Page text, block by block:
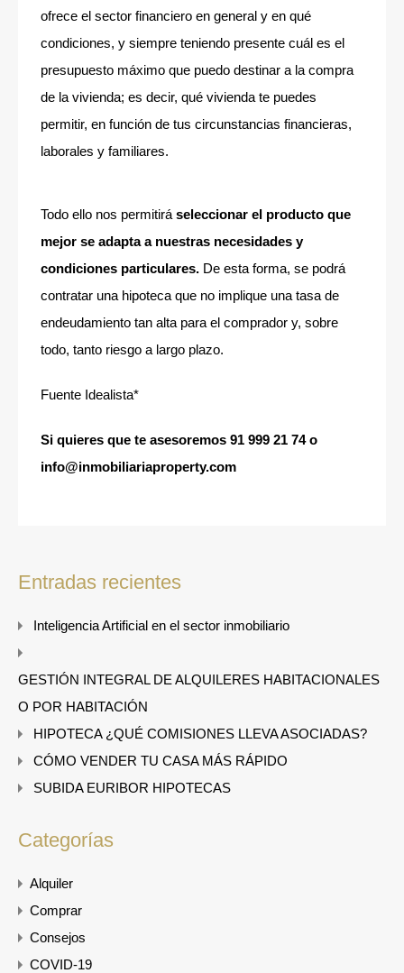
ofrece el sector financiero en general y en qué
condiciones, y siempre teniendo presente cuál es el
presupuesto máximo que puedo destinar a la compra
de la vivienda; es decir, qué vivienda te puedes
permitir, en función de tus circunstancias financieras,
laborales y familiares.
Todo ello nos permitirá seleccionar el producto que
mejor se adapta a nuestras necesidades y
condiciones particulares. De esta forma, se podrá
contratar una hipoteca que no implique una tasa de
endeudamiento tan alta para el comprador y, sobre
todo, tanto riesgo a largo plazo.
Fuente Idealista*
Si quieres que te asesoremos 91 999 21 74o
info@inmobiliariaproperty.com
Entradas recientes
Inteligencia Artificial en el sector inmobiliario
GESTIÓN INTEGRAL DE ALQUILERES HABITACIONALES
O POR HABITACIÓN
HIPOTECA ¿QUÉ COMISIONES LLEVA ASOCIADAS?
CÓMO VENDER TU CASA MÁS RÁPIDO
SUBIDA EURIBOR HIPOTECAS
Categorías
Alquiler
Comprar
Consejos
COVID-19